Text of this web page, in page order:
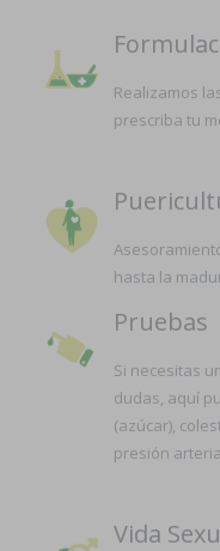
Realizamos
prescriba tu
hasta la
Pruebas
Si necesitas
dudas, aquí
(azúcar),
presión
Vida